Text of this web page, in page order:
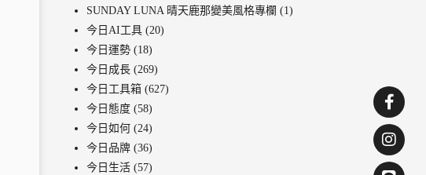
SUNDAY LUNA 晴天鹿那變美風格專欄 (1)
今日AI工具 (20)
今日運勢 (18)
今日成長 (269)
今日工具箱 (627)
今日態度 (58)
今日如何 (24)
今日品牌 (36)
今日生活 (57)